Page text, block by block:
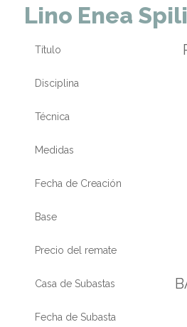
Lino Enea
Título
Disciplina
Técnica
Medidas
Fecha de Creación
Base
Precio del remate
Casa de Subastas
Fecha de Subasta